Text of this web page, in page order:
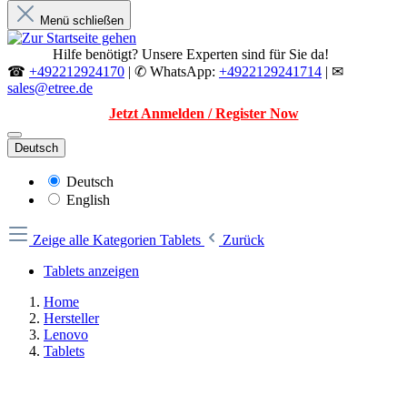
Menü schließen
Hilfe benötigt? Unsere Experten sind für Sie da!
☎ +492212924170 | ✆ WhatsApp: +4922129241714 | ✉
sales@etree.de
Jetzt Anmelden / Register Now
Deutsch
Deutsch
English
Zeige alle Kategorien Tablets
Zurück
Tablets anzeigen
Home
Hersteller
Lenovo
Tablets